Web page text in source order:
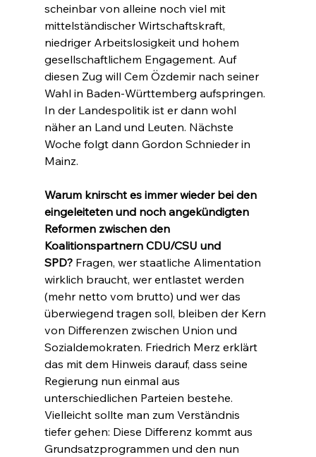
scheinbar von alleine noch viel mit
mittelständischer Wirtschaftskraft,
niedriger Arbeitslosigkeit und hohem
gesellschaftlichem Engagement. Auf
diesen Zug will Cem Özdemir nach seiner
Wahl in Baden-Württemberg aufspringen.
In der Landespolitik ist er dann wohl
näher an Land und Leuten. Nächste
Woche folgt dann Gordon Schnieder in
Mainz.
Warum knirscht es immer wieder bei den
eingeleiteten und noch angekündigten
Reformen zwischen den
Koalitionspartnern CDU/CSU und
SPD? Fragen, wer staatliche Alimentation
wirklich braucht, wer entlastet werden
(mehr netto vom brutto) und wer das
überwiegend tragen soll, bleiben der Kern
von Differenzen zwischen Union und
Sozialdemokraten. Friedrich Merz erklärt
das mit dem Hinweis darauf, dass seine
Regierung nun einmal aus
unterschiedlichen Parteien bestehe.
Vielleicht sollte man zum Verständnis
tiefer gehen: Diese Differenz kommt aus
Grundsatzprogrammen und den nun